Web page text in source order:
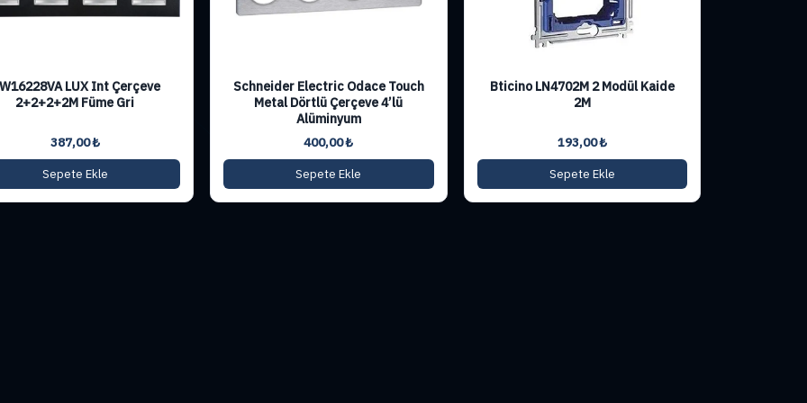
LUX Int Çerçeve
2+2+2+2M Füme Gri
387,00₺
Sepete Ekle
Schneider Electric Odace Touch
Metal Dörtlü Çerçeve 4’lü
Alüminyum
400,00₺
Sepete Ekle
Bticino LN4702M 2 Modül Kaide
2M
193,00₺
Sepete Ekle